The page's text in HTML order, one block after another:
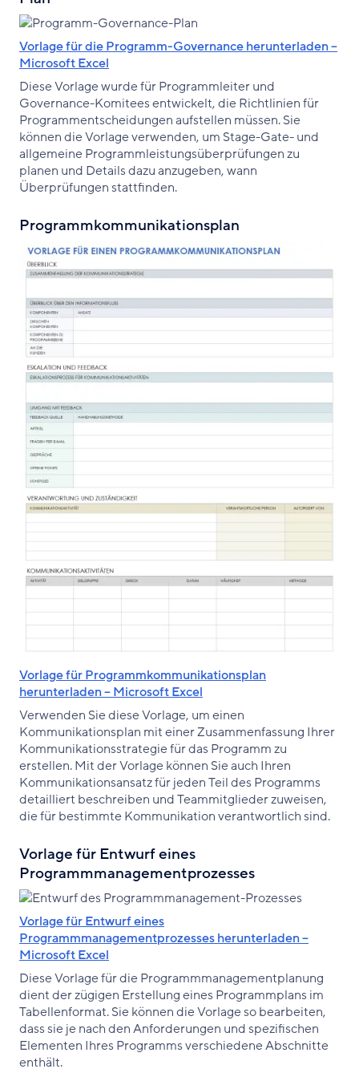
Vorlage für die Programm-Governance herunterladen –
Microsoft Excel
Diese Vorlage wurde für Programmleiter und
Governance-Komitees entwickelt, die Richtlinien für
Programmentscheidungen aufstellen müssen. Sie
können die Vorlage verwenden, um Stage-Gate- und
allgemeine Programmleistungsüberprüfungen zu
planen und Details dazu anzugeben, wann
Überprüfungen stattfinden.
Programmkommunikationsplan
Vorlage für Programmkommunikationsplan
herunterladen – Microsoft Excel
Verwenden Sie diese Vorlage, um einen
Kommunikationsplan mit einer Zusammenfassung Ihrer
Kommunikationsstrategie für das Programm zu
erstellen. Mit der Vorlage können Sie auch Ihren
Kommunikationsansatz für jeden Teil des Programms
detailliert beschreiben und Teammitglieder zuweisen,
die für bestimmte Kommunikation verantwortlich sind.
Vorlage für Entwurf eines
Programmmanagementprozesses
Vorlage für Entwurf eines
Programmmanagementprozesses herunterladen –
Microsoft Excel
Diese Vorlage für die Programmmanagementplanung
dient der zügigen Erstellung eines Programmplans im
Tabellenformat. Sie können die Vorlage so bearbeiten,
dass sie je nach den Anforderungen und spezifischen
Elementen Ihres Programms verschiedene Abschnitte
enthält.